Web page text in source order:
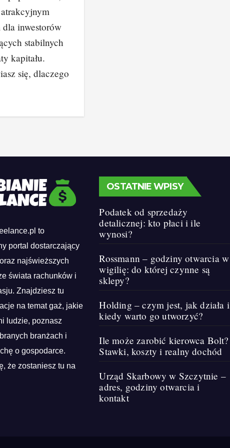
inwestorów
stabilnych
kapitału.
się, dlaczego
to
portal dostarczający
najświeższych
świata rachunków i
Znajdziesz tu
na temat gaż, jakie
ludzie, poznasz
branżach i
o gospodarce.
że zostaniesz tu na
OSTATNIE WPISY
Podatek od sprzedaży
detalicznej: kto płaci i ile
wynosi?
Rossmann – godziny otwarcia w
wigilię: do której czynne są
sklepy?
Holding – czym jest, jak działa i
kiedy warto go utworzyć?
Ile może zarobić kierowca Bolt?
Stawki, koszty i realny dochód
Urząd Skarbowy w Szczytnie –
adres, godziny otwarcia i
kontakt